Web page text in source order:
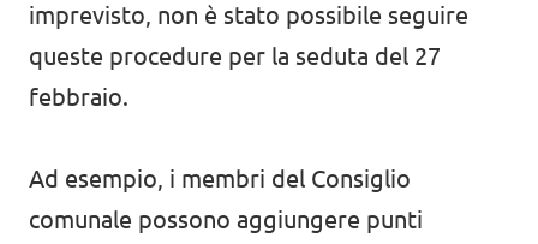
imprevisto, non è stato possibile seguire
queste procedure per la seduta del 27
febbraio.
Ad esempio, i membri del Consiglio
comunale possono aggiungere punti